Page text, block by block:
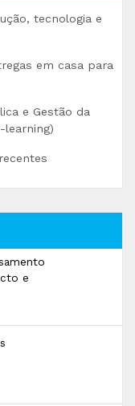
tecnologia e
em casa para
e Gestão da
learning)
e